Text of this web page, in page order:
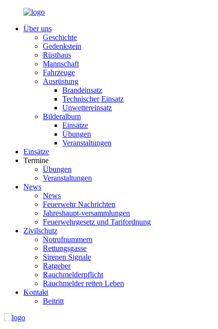
Über uns
Geschichte
Gedenkstein
Rüsthaus
Mannschaft
Fahrzeuge
Ausrüstung
Brandeinsatz
Technischer Einsatz
Unwettereinsatz
Bilderalbum
Einsätze
Übungen
Veranstaltungen
Einsätze
Termine
Übungen
Veranstaltungen
News
News
Feuerwehr Nachrichten
Jahreshaupt-versammlungen
Feuerwehrgesetz und Tarifordnung
Zivilschutz
Notrufnummern
Rettungsgasse
Sirenen Signale
Ratgeber
Rauchmelderpflicht
Rauchmelder retten Leben
Kontakt
Beitritt